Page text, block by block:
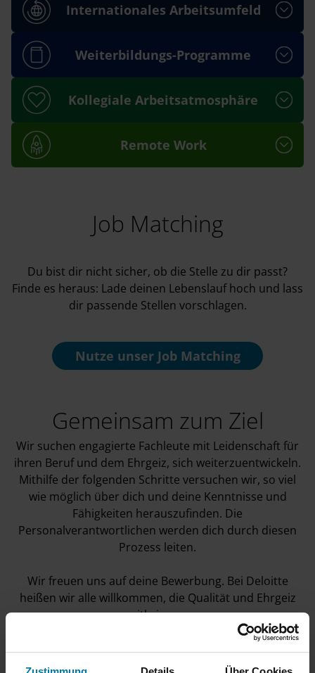
Internationales Arbeitsumfeld
Weiterbildungs-Programme
Kollegiale Arbeitsatmosphäre
Remote Work
Job Matching
Du bist dir nicht sicher, ob die Stelle zu dir passt?
Finde es heraus: Lade deinen Lebenslauf hoch und lass
dir passende Stellen vorschlagen.
Nutze unserJob Matching
Gemeinsam zum Ziel
Wir suchen engagierte Fachleute mit Leidenschaft für
ihren Beruf und dem Ehrgeiz, sich weiterzuentwickeln.
Mithilfe der folgenden Schritte versuchen wir, so viel
wie möglich über dich und deine Kenntnisse und
Fähigkeiten herauszufinden. Die
Personalverantwortlichen werden dich durch diesen
Prozess leiten.
Wir freuen uns auf deine Bewerbung. Bei Deloitte
heißen wir alle willkommen, die Qualität und Ehrgeiz
mitbringen.